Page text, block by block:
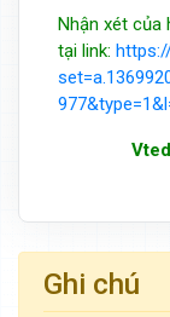
Nhận xét
tại link:
Ghi chú